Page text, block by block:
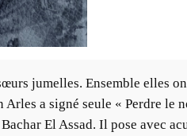
jumelles. Ensemble elles
Arles a signé seule « Perdre
El Assad. Il pose avec